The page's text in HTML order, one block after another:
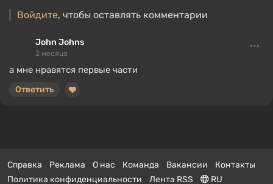
Войдите, чтобы оставлять комментарии
John Johns
2 месяца
а мне нравятся первые части
Ответить
Справка Реклама О нас Команда Вакансии
Контакты
Политика конфиденциальности
Лента RSS RU